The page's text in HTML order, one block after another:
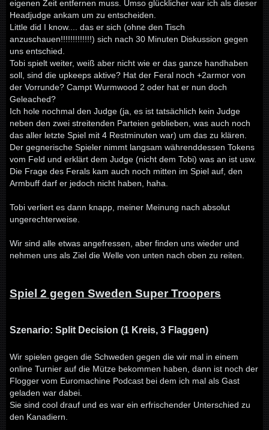
eigenen Zeit entfernen muss. Umso glücklicher war ich als dieser
Headjudge ankam um zu entscheiden.
Little did I know.... das er sich (ohne den Tisch
anzuschauen!!!!!!!!!!!!!) sich nach 30 Minuten Diskussion gegen
uns entschied.
Tobi spielt weiter, weiß aber nicht wie er das ganze handhaben
soll, sind die upkeeps aktive? Hat der Feral noch +2armor von
der Vorrunde? Campt Wurmwood 2 oder hat er nun doch
Geleached?
Ich hole nochmal den Judge (ja, es ist tatsächlich kein Judge
neben den zwei streitenden Parteien geblieben, was auch noch
das aller letzte Spiel mit 4 Restminuten war) um das zu klären.
Der gegnerische Spieler nimmt langsam währenddessen Tokens
vom Feld und erklärt dem Judge (nicht dem Tobi) was an ist usw.
Die Frage des Ferals kam auch noch mitten im Spiel auf, den
Armbuff darf er jedoch nicht haben, haha.
Tobi verliert es dann knapp, meiner Meinung nach absolut
ungerechterweise.
Wir sind alle etwas angefressen, aber finden uns wieder und
nehmen uns als Ziel die Welle von unten nach oben zu reiten.
Spiel 2 gegen Sweden Super Troopers
Szenario: Split Decision (1 Kreis, 3 Flaggen)
Wir spielen gegen die Schweden gegen die wir mal in einem
online Turnier auf die Mütze bekommen haben, dann ist noch der
Flogger vom Euromachine Podcast bei dem ich mal als Gast
geladen war dabei.
Sie sind cool drauf und es war ein erfrischender Unterschied zu
den Kanadiern.